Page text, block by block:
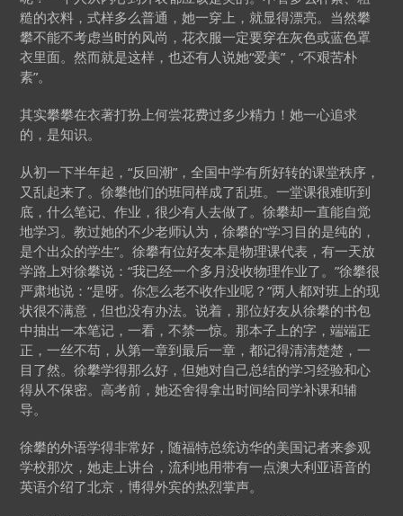
糙的衣料，式样多么普通，她一穿上，就显得漂亮。当然攀
攀不能不考虑当时的风尚，花衣服一定要穿在灰色或蓝色罩
衣里面。然而就是这样，也还有人说她“爱美”，“不艰苦朴
素”。
其实攀攀在衣著打扮上何尝花费过多少精力！她一心追求
的，是知识。
从初一下半年起，“反回潮”，全国中学有所好转的课堂秩序，
又乱起来了。徐攀他们的班同样成了乱班。一堂课很难听到
底，什么笔记、作业，很少有人去做了。徐攀却一直能自觉
地学习。教过她的不少老师认为，徐攀的“学习目的是纯的，
是个出众的学生”。徐攀有位好友本是物理课代表，有一天放
学路上对徐攀说：“我已经一个多月没收物理作业了。”徐攀很
严肃地说：“是呀。你怎么老不收作业呢？”两人都对班上的现
状很不满意，但也没有办法。说着，那位好友从徐攀的书包
中抽出一本笔记，一看，不禁一惊。那本子上的字，端端正
正，一丝不苟，从第一章到最后一章，都记得清清楚楚，一
目了然。徐攀学得那么好，但她对自己总结的学习经验和心
得从不保密。高考前，她还舍得拿出时间给同学补课和辅
导。
徐攀的外语学得非常好，随福特总统访华的美国记者来参观
学校那次，她走上讲台，流利地用带有一点澳大利亚语音的
英语介绍了北京，博得外宾的热烈掌声。